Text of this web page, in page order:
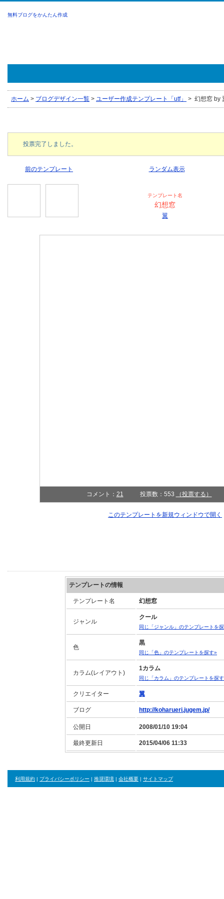
無料ブログをかんたん作成
ホーム > ブログデザイン一覧 > ユーザー作成テンプレート「utf」 > 幻想窓 by
投票完了しました。
前のテンプレート ランダム表示
テンプレート名
幻想窓
翼
コメント： 21 投票数：553 （投票する）
このテンプレートを新規ウィンドウで開く
テンプレートの情報
テンプレート名 幻想窓
ジャンル
クール
同じ「ジャンル」のテンプレートを
色
黒
同じ「色」のテンプレートを探す»
カラム(レイアウト)
1カラム
同じ「カラム」のテンプレートを探
クリエイター 翼
ブログ http://koharueri.jugem.jp/
公開日 2008/01/10 19:04
最終更新日 2015/04/06 11:33
利用規約 | プライバシーポリシー | 推奨環境 | 会社概要 | サイトマップ